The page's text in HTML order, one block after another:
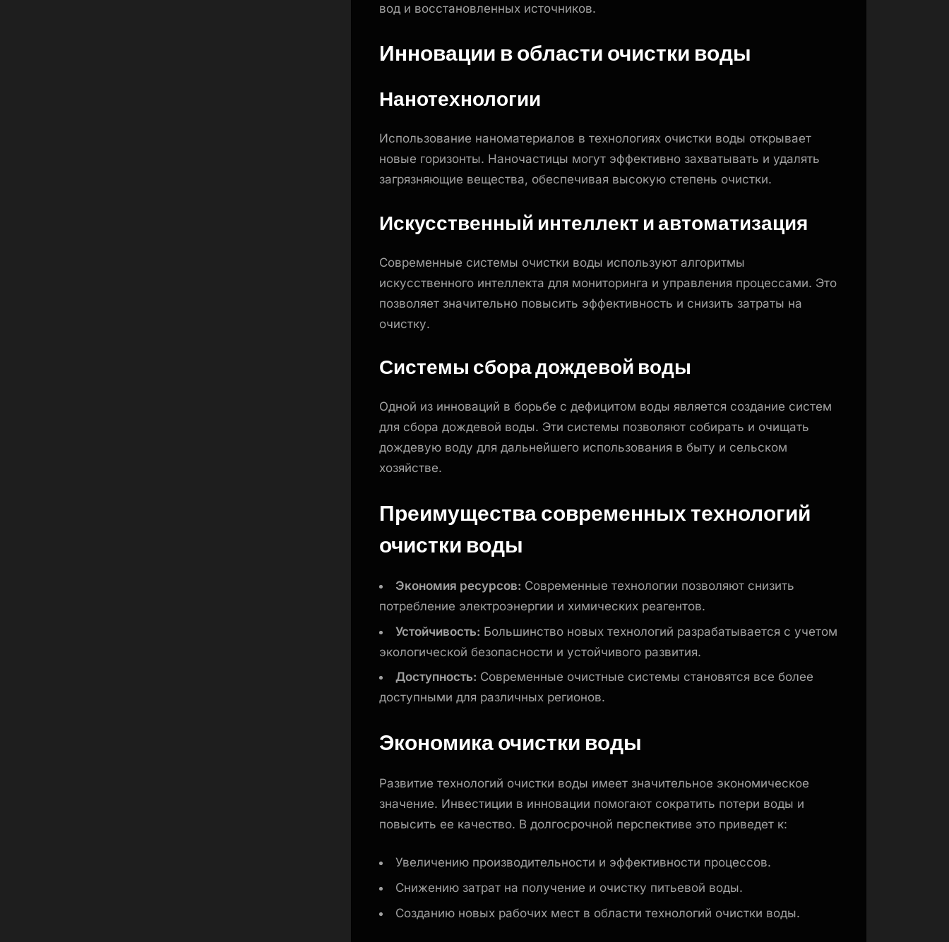
вод и восстановленных источников.
Инновации в области очистки воды
Нанотехнологии
Использование наноматериалов в технологиях очистки воды открывает
новые горизонты. Наночастицы могут эффективно захватывать и удалять
загрязняющие вещества, обеспечивая высокую степень очистки.
Искусственный интеллект и автоматизация
Современные системы очистки воды используют алгоритмы
искусственного интеллекта для мониторинга и управления процессами. Это
позволяет значительно повысить эффективность и снизить затраты на
очистку.
Системы сбора дождевой воды
Одной из инноваций в борьбе с дефицитом воды является создание систем
для сбора дождевой воды. Эти системы позволяют собирать и очищать
дождевую воду для дальнейшего использования в быту и сельском
хозяйстве.
Преимущества современных технологий
очистки воды
Экономия ресурсов: Современные технологии позволяют снизить
потребление электроэнергии и химических реагентов.
Устойчивость: Большинство новых технологий разрабатывается с учетом
экологической безопасности и устойчивого развития.
Доступность: Современные очистные системы становятся все более
доступными для различных регионов.
Экономика очистки воды
Развитие технологий очистки воды имеет значительное экономическое
значение. Инвестиции в инновации помогают сократить потери воды и
повысить ее качество. В долгосрочной перспективе это приведет к:
Увеличению производительности и эффективности процессов.
Снижению затрат на получение и очистку питьевой воды.
Созданию новых рабочих мест в области технологий очистки воды.